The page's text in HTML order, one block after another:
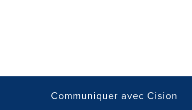
Communiquer avec Cision